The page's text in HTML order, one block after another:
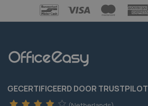
GECERTIFICEERD DOOR TRUSTPILOT